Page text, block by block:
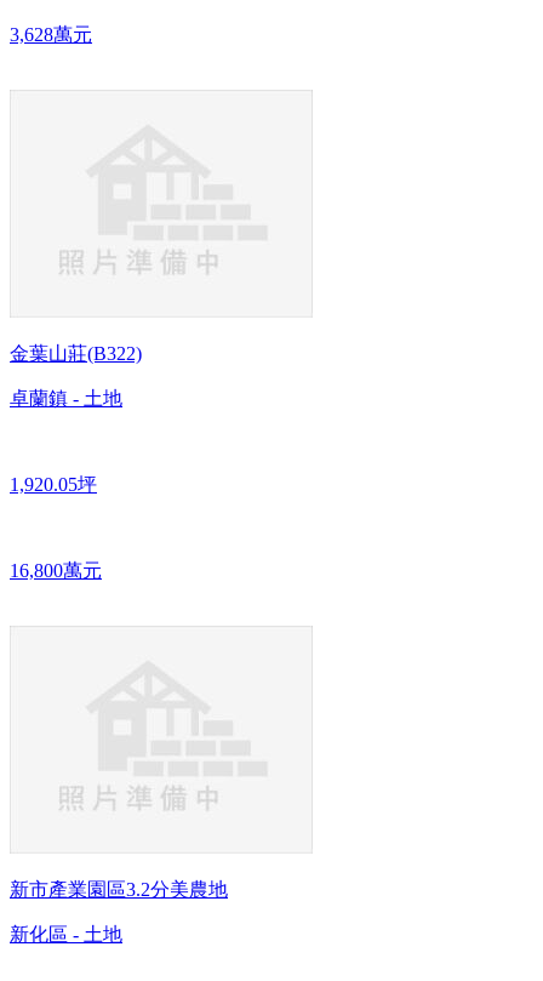
3,628萬元
金葉山莊(B322)
卓蘭鎮 - 土地
1,920.05坪
16,800萬元
新市產業園區3.2分美農地
新化區 - 土地